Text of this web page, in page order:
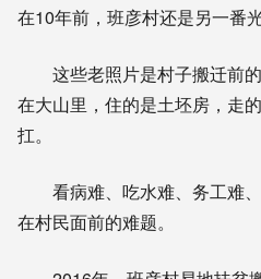
在10年前，班彦村还是另一番光
这些老照片是村子搬迁前的
在大山里，住的是土坯房，走
扛。
看病难、吃水难、务工难、
在村民面前的难题。